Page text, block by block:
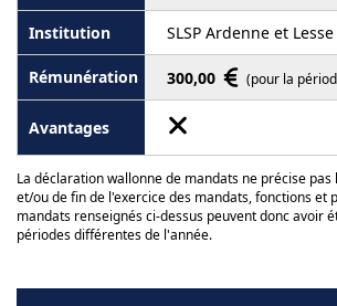
SLSP Ardenne et Lesse
300,00 (pour la
La déclaration wallonne de mandats ne précise pas
et/ou de fin de l'exercice des mandats, fonctions et
mandats renseignés ci-dessus peuvent donc avoir
périodes différentes de l'année.